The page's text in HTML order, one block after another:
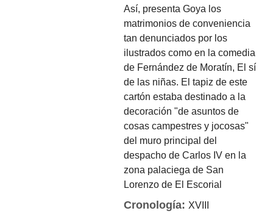
Así, presenta Goya los
matrimonios de conveniencia
tan denunciados por los
ilustrados como en la comedia
de Fernández de Moratín, El sí
de las niñas. El tapiz de este
cartón estaba destinado a la
decoración "de asuntos de
cosas campestres y jocosas"
del muro principal del
despacho de Carlos IV en la
zona palaciega de San
Lorenzo de El Escorial
Cronología:XVIII